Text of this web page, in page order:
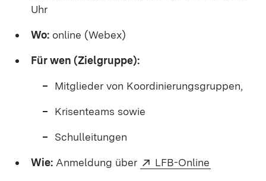
Uhr
Wo: online (Webex)
Für wen (Zielgruppe):
Mitglieder von Koordinierungsgruppen,
Krisenteams sowie
Schulleitungen
Wie: Anmeldung über Extern:
LFB-Online